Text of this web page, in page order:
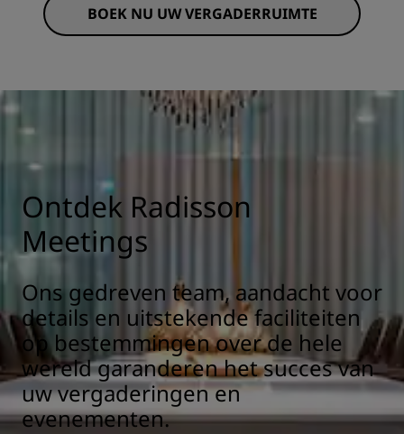
BOEK NU UW VERGADERRUIMTE
Ontdek Radisson
Meetings
Ons gedreven team, aandacht voor
details en uitstekende faciliteiten
op bestemmingen over de hele
wereld garanderen het succes van
uw vergaderingen en
evenementen.